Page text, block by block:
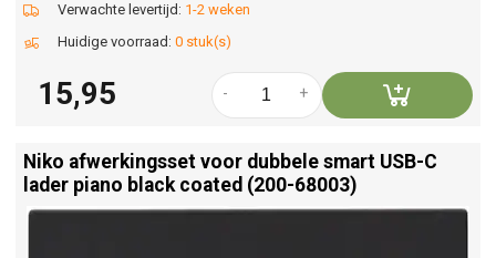
Verwachte levertijd: 1-2 weken
Huidige voorraad: 0 stuk(s)
15,95 +
-
Niko afwerkingsset voor dubbele smart USB-C
lader piano black coated (200-68003)